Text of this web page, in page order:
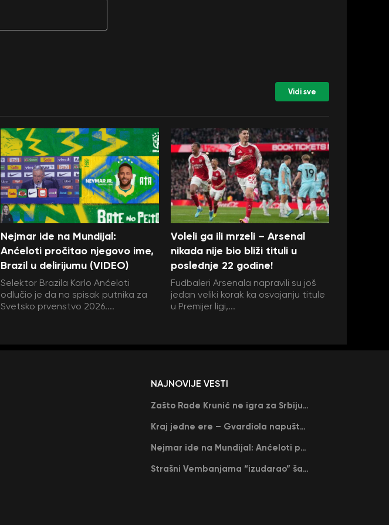
Vidi sve
Nejmar ide na Mundijal:
Anćeloti pročitao njegovo ime,
Brazil u delirijumu (VIDEO)
Selektor Brazila Karlo Anćeloti
odlučio je da na spisak putnika za
Svetsko prvenstvo 2026....
Voleli ga ili mrzeli – Arsenal
nikada nije bio bliži tituli u
poslednje 22 godine!
Fudbaleri Arsenala napravili su još
jedan veliki korak ka osvajanju titule
u Premijer ligi,...
NAJNOVIJE VESTI
Zašto Rade Krunić ne igra za Srbiju? “Iako su mi obećali, niko me nije zvao…”
Kraj jedne ere – Gvardiola napušta Siti na kraju sezone, menja ga njegov nekadašnji rival
Nejmar ide na Mundijal: Anćeloti pročitao njegovo ime, Brazil u delirijumu (VIDEO)
Strašni Vembanjama “izudarao” šampiona za brejk: San Antonio poveo protiv Oklahome